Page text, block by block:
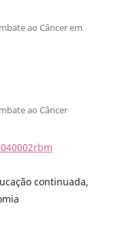
ao Câncer em
ao Câncer
continuada,